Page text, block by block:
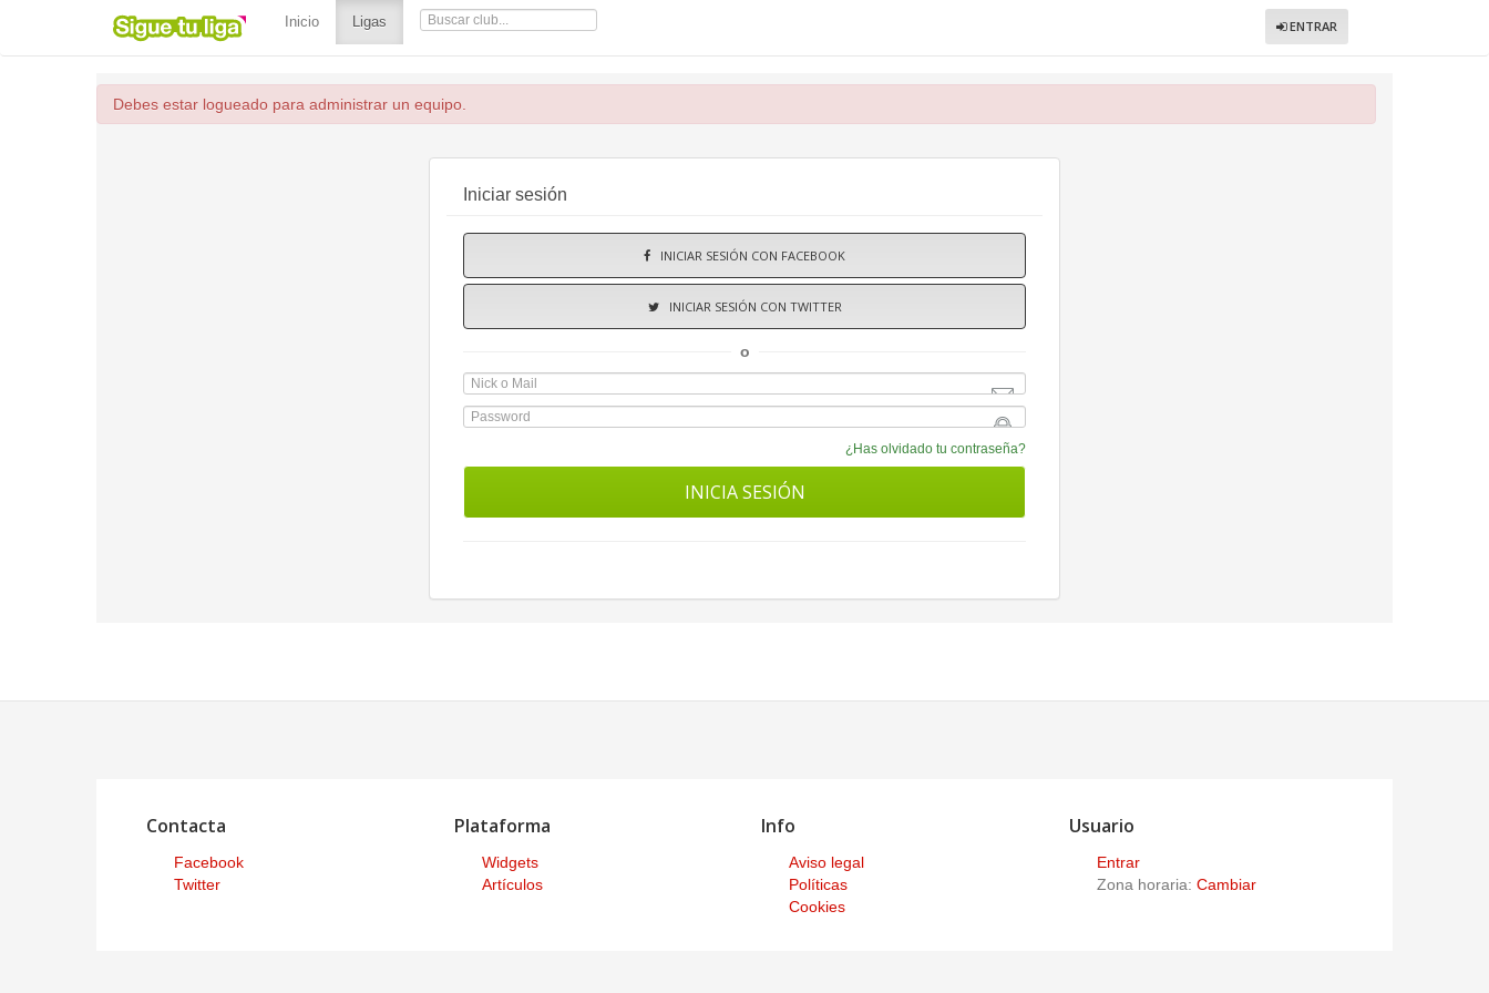
Inicio Ligas (current) ENTRAR
Debes estar logueado para administrar un equipo.
Iniciar sesión
INICIAR SESIÓN CON FACEBOOK
INICIAR SESIÓN CON TWITTER
o
¿Has olvidado tu contraseña?
INICIA SESIÓN
Contacta
Facebook
Twitter
Plataforma
Widgets
Artículos
Info
Aviso legal
Políticas
Cookies
Usuario
Entrar
Zona horaria: Cambiar